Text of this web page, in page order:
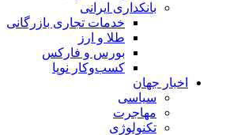
بانکداری ایرانی
خدمات تجاری بازرگانی
طلا و ارز
بورس و فارکس
کسب‌وکار نوپا
اخبار جهان
سیاسی
مهاجرت
تکنولوژی